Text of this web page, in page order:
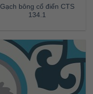
Gạch bông cổ điển CTS
134.1